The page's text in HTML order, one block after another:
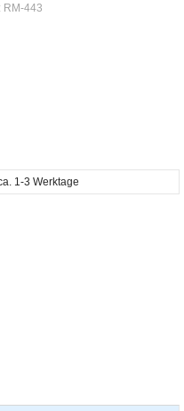
RM-443
1-3 Werktage